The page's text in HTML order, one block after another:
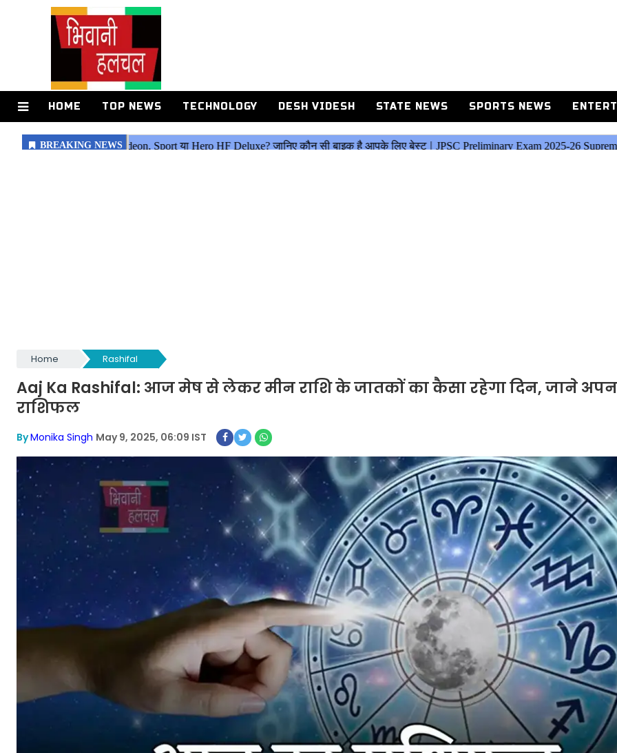
HOME TOP NEWS TECHNOLOGY DESH VIDESH STATE NEWS SPORTS NEWS
Home Rashifal
Aaj Ka Rashifal: आज मेष से लेकर मीन राशि के जातकों का कैसा रहेगा दिन, जाने
राशिफल
ByMonika Singh May 9, 2025, 06:09 IST